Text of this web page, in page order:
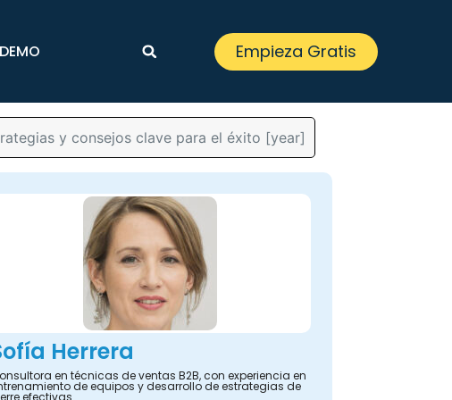
Empieza Gratis
y consejos clave para el éxito [year]
Herrera
en técnicas de ventas B2B, con experiencia en
de equipos y desarrollo de estrategias de
efectivas.